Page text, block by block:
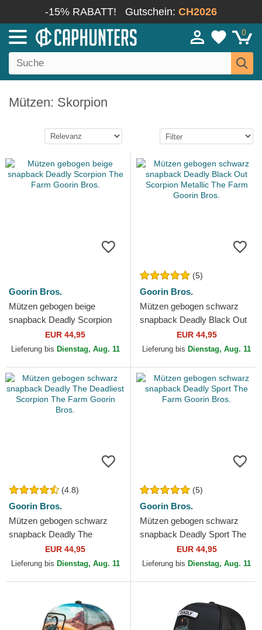
-15% RABATT! Gutschein: CH2026
0
Mützen: Skorpion
Goorin Bros.
Mützen gebogen beige
snapback Deadly Scorpion
The Farm Goorin Bros.
EUR 44,95
Lieferung bis Dienstag, Aug. 11
(5)
Goorin Bros.
Mützen gebogen schwarz
snapback Deadly Black Out
Scorpion Metallic The Farm
Goorin Bros.
EUR 44,95
Lieferung bis Dienstag, Aug. 11
(4.8)
Goorin Bros.
Mützen gebogen schwarz
snapback Deadly The
Deadliest Scorpion The Farm
Goorin Bros.
EUR 44,95
Lieferung bis Dienstag, Aug. 11
(5)
Goorin Bros.
Mützen gebogen schwarz
snapback Deadly Sport The
Farm Goorin Bros.
EUR 44,95
Lieferung bis Dienstag, Aug. 11